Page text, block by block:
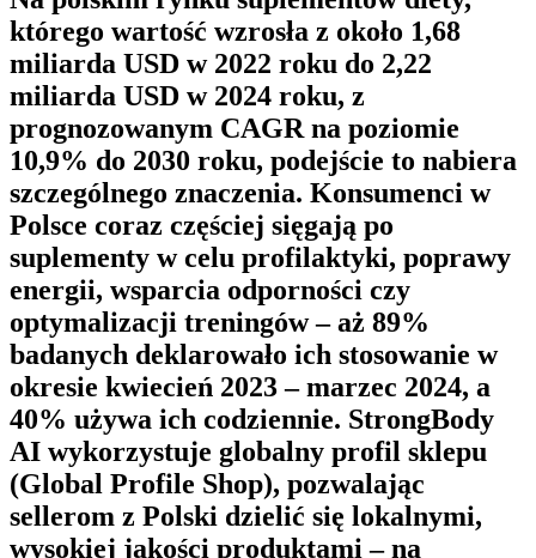
którego wartość wzrosła z około 1,68
miliarda USD w 2022 roku do 2,22
miliarda USD w 2024 roku, z
prognozowanym CAGR na poziomie
10,9% do 2030 roku, podejście to nabiera
szczególnego znaczenia. Konsumenci w
Polsce coraz częściej sięgają po
suplementy w celu profilaktyki, poprawy
energii, wsparcia odporności czy
optymalizacji treningów – aż 89%
badanych deklarowało ich stosowanie w
okresie kwiecień 2023 – marzec 2024, a
40% używa ich codziennie. StrongBody
AI wykorzystuje globalny profil sklepu
(Global Profile Shop), pozwalając
sellerom z Polski dzielić się lokalnymi,
wysokiej jakości produktami – na